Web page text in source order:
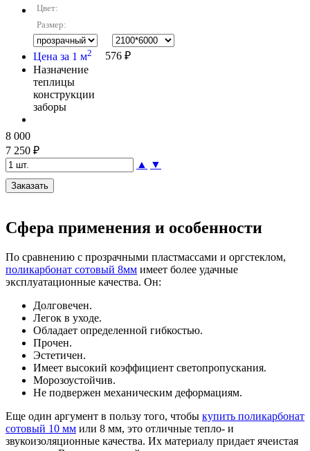
Цвет:
Размер:
Цена за 1 м2
576 ₽
Назначение
теплицы
конструкции
заборы
8 000
7 250 ₽
▲
▼
Сфера применения и особенности
По сравнению с прозрачными пластмассами и оргстеклом,
поликарбонат сотовый 8мм имеет более удачные
эксплуатационные качества. Он:
Долговечен.
Легок в уходе.
Обладает определенной гибкостью.
Прочен.
Эстетичен.
Имеет высокий коэффициент светопропускания.
Морозоустойчив.
Не подвержен механическим деформациям.
Еще один аргумент в пользу того, чтобы купить поликарбонат
сотовый 10 мм или 8 мм, это отличные тепло- и
звукоизоляционные качества. Их материалу придает ячеистая